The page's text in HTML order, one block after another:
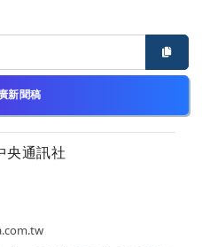
新聞稿
央通訊社